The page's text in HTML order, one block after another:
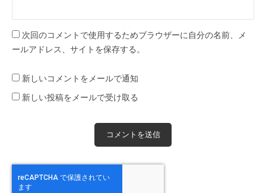
次回のコメントで使用するためブラウザーに自分の名前、メ
ールアドレス、サイトを保存する。
新しいコメントをメールで通知
新しい投稿をメールで受け取る